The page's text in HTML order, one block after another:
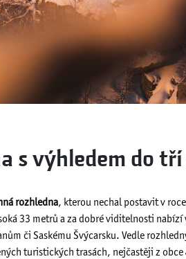
s výhledem do
rozhledna, kterou nechal postavit v roce
33 metrů a za dobré viditelnosti nabízí
či Saskému Švýcarsku. Vedle
turistických trasách, nejčastěji z obce